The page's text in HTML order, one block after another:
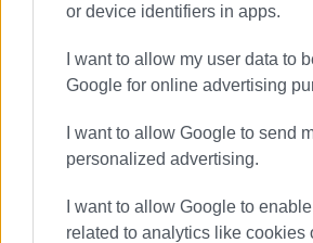
or device identifiers in apps.
I want to allow my user data to
Google for online advertising
I want to allow Google to send
personalized advertising.
I want to allow Google to
related to analytics like cookies
Την κτύπησε
επείγοντα
Προκήρυξη
πρόσληψη